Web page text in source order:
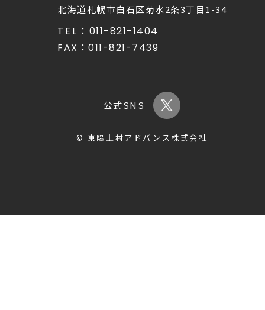
北海道札幌市白石区菊水2条3丁目1-34
TEL： 011-821-1404
FAX： 011-821-7439
公式SNS
© 東陽上村アドバンス株式会社